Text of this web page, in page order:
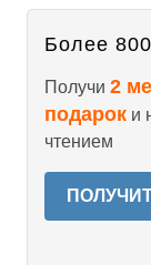
Более
Получи 2
подарок и
чтением